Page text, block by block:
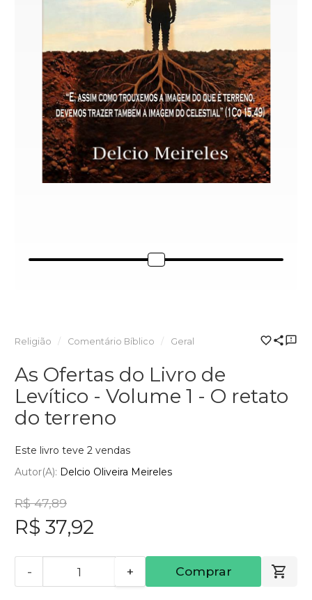
Religião Comentário Bíblico Geral
As Ofertas do Livro de
Levítico - Volume 1 - O retato
do terreno
Este livro teve 2 vendas
Autor(a): Delcio Oliveira Meireles
R$ 47,89
R$ 37,92
- + Comprar